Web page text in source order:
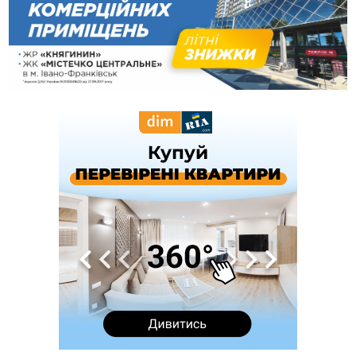
Яремче обговорили, як вирішити питання джипінгу в
Карпатах
13:54
5 «тихих» хвороб, які виявляє профілактичне обстеження
13:30
ФОТО На Надрічній тривають останні приготування до
нового руху
Лікування наркоманії Київ: чому важливо розпочати
терапію якомога раніше
Франківця, який у Косові викрав за магазину понад 640
тисяч гривень у валюті, засудили до 5 років
Податкова передасть в Міноборони для "Оберегу" дані про
чоловіків 18–60 років
Водійка, яку на Сухомлинського побив інший керманич,
відмовилася від обвинувачення — справу закрили
У Франківську, Коломиї, Долині та Яремче 6 серпня
зафіксували рекордну спеку
Змушував надсилати інтимні фото: на Прикарпатті
затримали підозрюваного у розбещенні малолітньої